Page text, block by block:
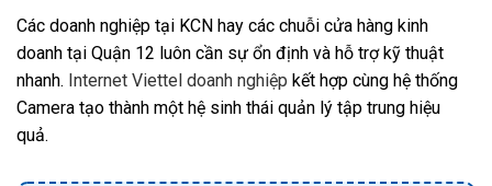
Các doanh nghiệp tại KCN hay các chuỗi cửa hàng kinh
doanh tại Quận 12 luôn cần sự ổn định và hỗ trợ kỹ thuật
nhanh. Internet Viettel doanh nghiệp kết hợp cùng hệ thống
Camera tạo thành một hệ sinh thái quản lý tập trung hiệu
quả.